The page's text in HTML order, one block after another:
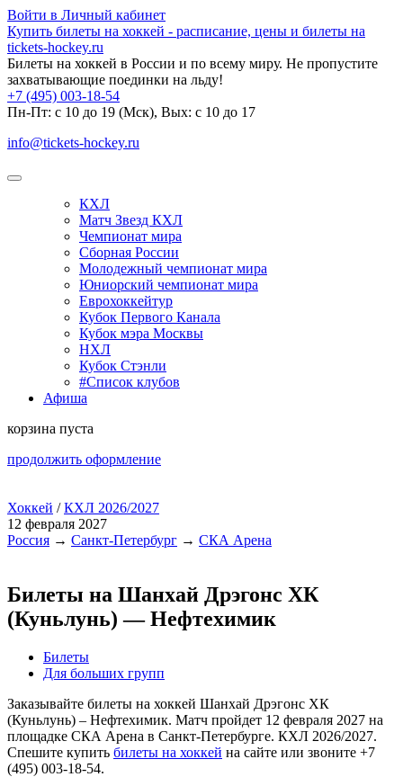
Войти в Личный кабинет
Купить билеты на хоккей - расписание, цены и билеты на
tickets-hockey.ru
Билеты на хоккей в России и по всему миру. Не пропустите
захватывающие поединки на льду!
+7 (495) 003-18-54
Пн-Пт: c 10 до 19 (Мск), Вых: с 10 до 17
info@tickets-hockey.ru
КХЛ
Матч Звезд КХЛ
Чемпионат мира
Сборная России
Молодежный чемпионат мира
Юниорский чемпионат мира
Еврохоккейтур
Кубок Первого Канала
Кубок мэра Москвы
НХЛ
Кубок Стэнли
#Список клубов
Афиша
корзина пуста
продолжить оформление
Хоккей /КХЛ 2026/2027
12 февраля 2027
Россия → Санкт-Петербург → СКА Арена
Билеты на Шанхай Дрэгонс ХК
(Куньлунь) — Нефтехимик
Билеты
Для больших групп
Заказывайте билеты на хоккей Шанхай Дрэгонс ХК
(Куньлунь) – Нефтехимик. Матч пройдет 12 февраля 2027 на
площадке СКА Арена в Санкт-Петербурге. КХЛ 2026/2027.
Спешите купить билеты на хоккей на сайте или звоните +7
(495) 003-18-54.